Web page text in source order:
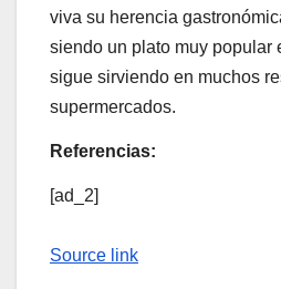
viva su herencia
siendo un plato muy popular
sigue sirviendo en muchos
supermercados.
Referencias:
[ad_2]
Source link